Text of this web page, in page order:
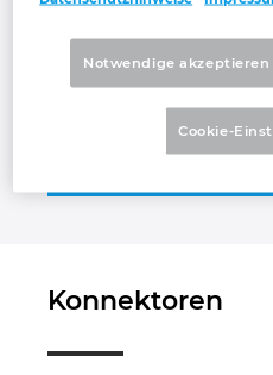
beschäftigt rund
unsere Kunden in
unterstützen.
Konnektoren
Indonesien
Israel
Notwendige akzeptieren
Cookie-